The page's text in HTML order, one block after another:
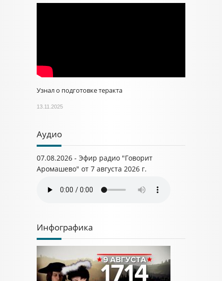
Узнал о подготовке теракта
13.11.2025
Аудио
07.08.2026 - Эфир радио "Говорит
Аромашево" от 7 августа 2026 г.
Инфографика